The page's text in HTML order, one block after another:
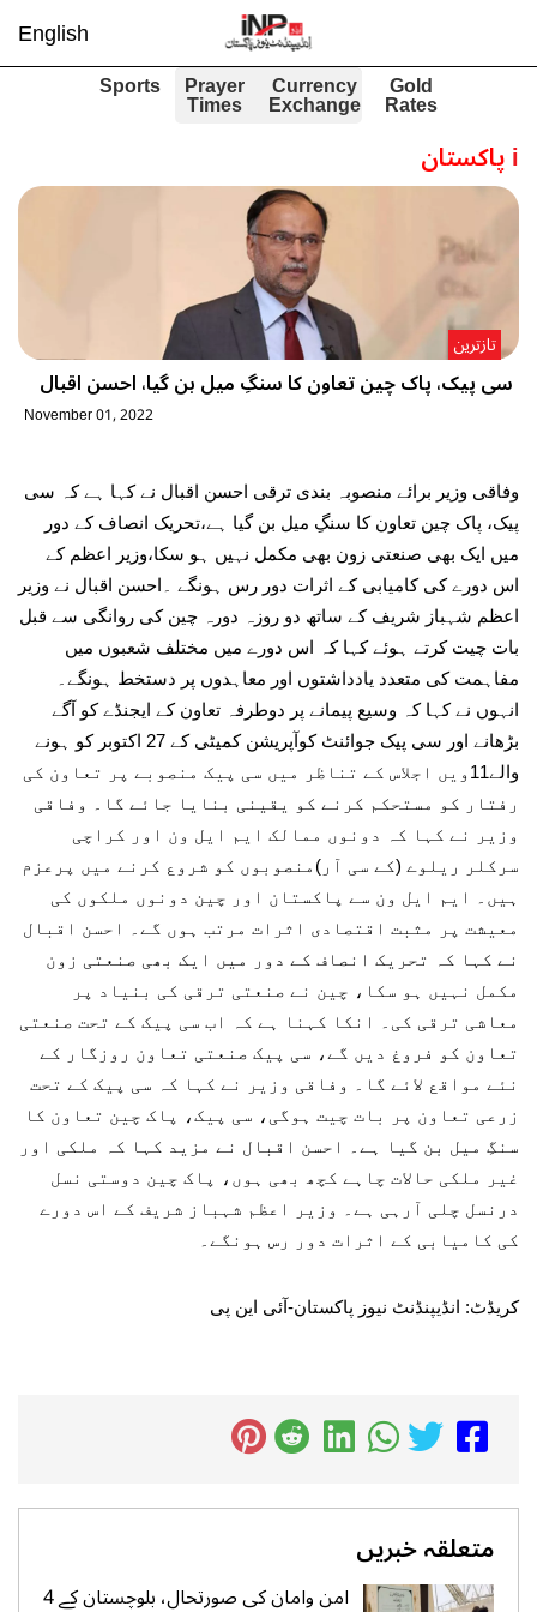
English
Gold
Rates
Currency
Exchange
Prayer
Times
Sports
iپاکستان
سی پیک، پاک چین تعاون کا سنگِ میل بن گیا، احسن اقبال
تازترین
November 01, 2022
وفاقی وزیر برائے منصوبہ بندی ترقی احسن اقبال نے کہا ہے کہ سی
پیک، پاک چین تعاون کا سنگِ میل بن گیا ہے،تحریک انصاف کے دور
میں ایک بھی صنعتی زون بھی مکمل نہیں ہو سکا،وزیر اعظم کے
اس دورے کی کامیابی کے اثرات دور رس ہونگے ۔احسن اقبال نے وزیر
اعظم شہباز شریف کے ساتھ دو روزہ دورہ چین کی روانگی سے قبل
بات چیت کرتے ہوئے کہا کہ اس دورے میں مختلف شعبوں میں
مفاہمت کی متعدد یادداشتوں اور معاہدوں پر دستخط ہونگے۔
انہوں نے کہا کہ وسیع پیمانے پر دوطرفہ تعاون کے ایجنڈے کو آگے
بڑھانے اور سی پیک جوائنٹ کوآپریشن کمیٹی کے 27 اکتوبر کو ہونے
والے11ویں اجلاس کے تناظر میں سی پیک منصوبے پر تعاون کی
رفتار کو مستحکم کرنے کو یقینی بنایا جائے گا۔ وفاقی
وزیر نے کہا کہ دونوں ممالک ایم ایل ون اور کراچی
سرکلر ریلوے (کے سی آر)منصوبوں کو شروع کرنے میں پرعزم
ہیں۔ ایم ایل ون سے پاکستان اور چین دونوں ملکوں کی
معیشت پر مثبت اقتصادی اثرات مرتب ہوں گے۔ احسن اقبال
نے کہا کہ تحریک انصاف کے دور میں ایک بھی صنعتی زون
مکمل نہیں ہو سکا، چین نے صنعتی ترقی کی بنیاد پر
معاشی ترقی کی۔ انکا کہنا ہے کہ اب سی پیک کے تحت صنعتی
تعاون کو فروغ دیں گے، سی پیک صنعتی تعاون روزگار کے
نئے مواقع لائے گا۔ وفاقی وزیر نے کہا کہ سی پیک کے تحت
زرعی تعاون پر بات چیت ہوگی، سی پیک، پاک چین تعاون کا
سنگِ میل بن گیا ہے۔ احسن اقبال نے مزید کہا کہ ملکی اور
غیر ملکی حالات چاہے کچھ بھی ہوں، پاک چین دوستی نسل
درنسل چلی آرہی ہے۔ وزیر اعظم شہباز شریف کے اس دورے
کی کامیابی کے اثرات دور رس ہونگے۔
کریڈٹ: انڈیپنڈنٹ نیوز پاکستان-آئی این پی
متعلقہ خبریں
امن وامان کی صورتحال، بلوچستان کے 4